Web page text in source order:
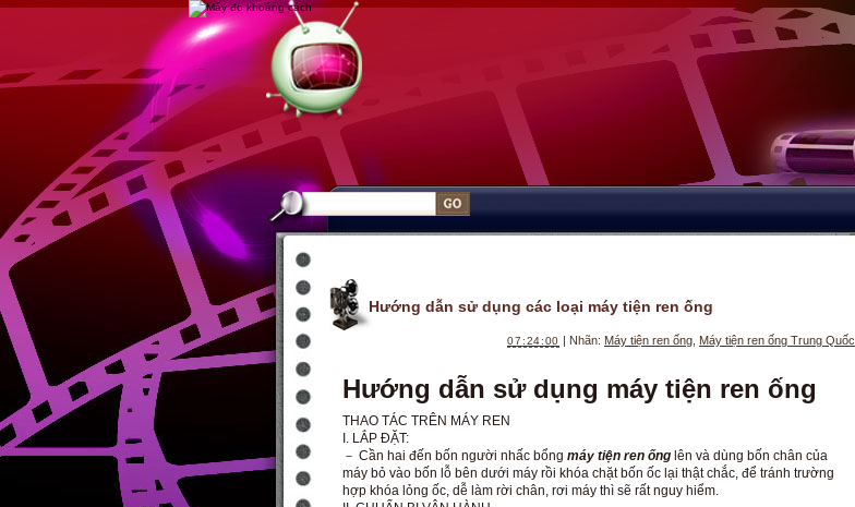
Hướng dẫn sử dụng các loại máy tiện ren ống
07:24:00 | Nhãn: Máy tiện ren ống Máy tiện ren ống Trung Quốc
Hướng dẫn sử dụng máy tiện ren ống
THAO TÁC TRÊN MÁY REN
I. LẮP ĐẶT:
－ Cần hai đến bốn người nhấc bổng máy tiện ren ống lên và dùng bốn chân của
máy bỏ vào bốn lỗ bên dưới máy rồi khóa chặt bốn ốc lại thật chắc, để tránh trường
hợp khóa lỏng ốc, dễ làm rời chân, rơi máy thì sẽ rất nguy hiểm.